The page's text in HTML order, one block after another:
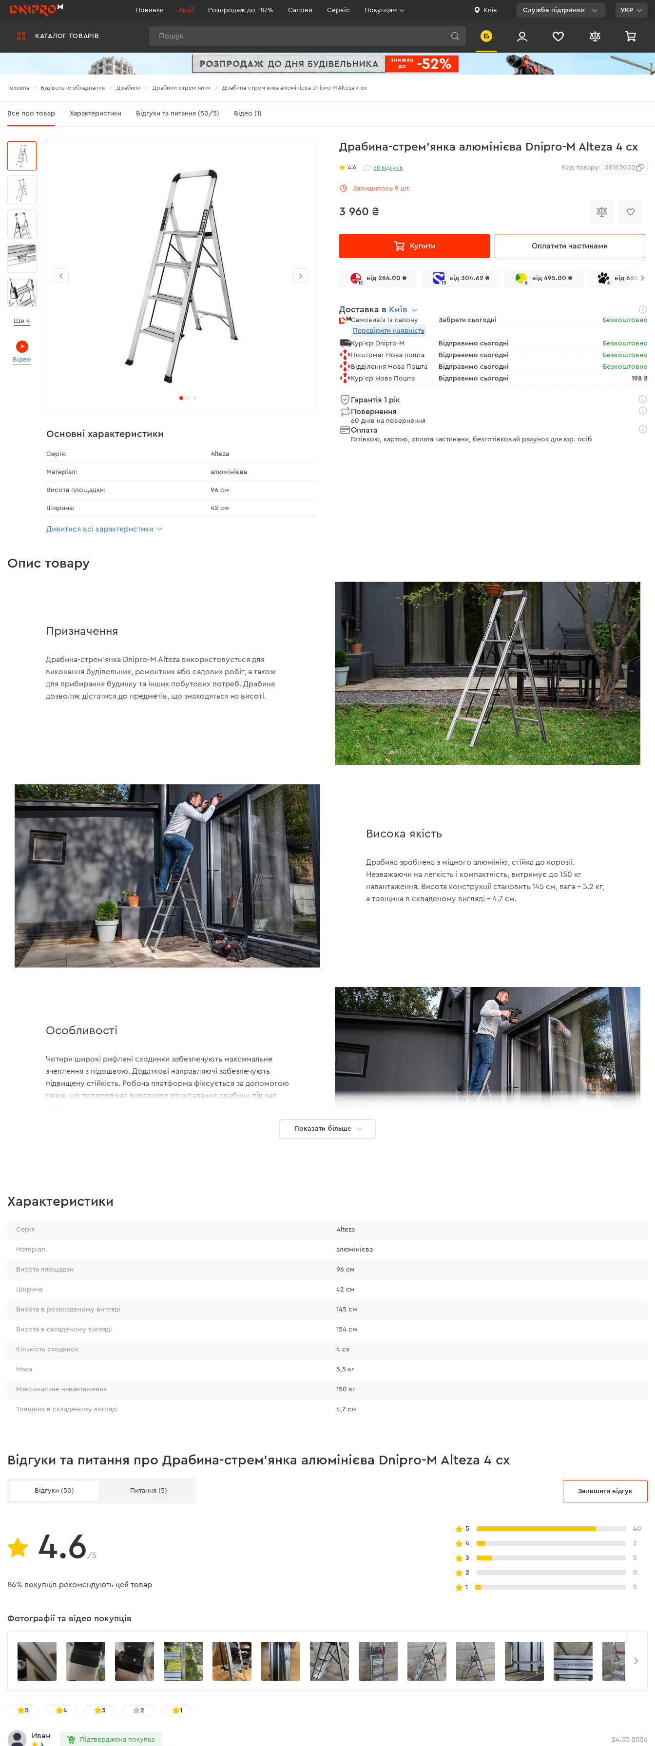
КАТАЛОГ ТОВАРІВ
Новинки Акції Розпродаж до -87% Салони Сервіс Покупцям Київ Служба підтримки
Viber
0 800 200 500
Безкоштовно по
УКР
Головна Будівельне обладнання Драбини Драбини-стрем'янки Драбина-стрем'янка алюмінієва Dnipro-M Alteza 4 сх
Все про товар Характеристики Відгуки та питання (50/5) Відео (1)
Драбина-стрем'янка алюмінієва Dnipro-M Alteza 4 сх
4.6 50 відгуків Код товару: 08163002
Залишилось 9 шт.
3 960 ₴
Купити Оплатити частинами
15
від 264.00 ₴
13
від 304.62 ₴
8
від 495.00 ₴
6
від 660.00 ₴
Доставка в Київ
Самовивіз із салону Забрати сьогодні
Безкоштовно
Перевірити наявність
Кур'єр Dnipro-M
Відправимо сьогодні
Безкоштовно
Поштомат Нова пошта
Відправимо сьогодні
Безкоштовно
Відділення Нова Пошта
Відправимо сьогодні
Безкоштовно
Кур'єр Нова Пошта
Відправимо сьогодні 198 ₴
Гарантія 1 рік
Повернення
60 днів на повернення
Оплата
Готівкою, картою, оплата частинами, безготівковий рахунок для юр. осіб
Ще 4
Відео
Основні характеристики
Серія: Alteza
Матеріал: алюмінієва
Висота площадки: 96 см
Ширина: 42 см
Дивитися всі характеристики
Опис товару
Призначення
Драбина-стрем’янка Dnipro-M Alteza використовується для
виконання будівельних, ремонтних або садових робіт, а також
для прибирання будинку та інших побутових потреб. Драбина
дозволяє дістатися до предметів, що знаходяться на висоті.
Висока якість
Драбина зроблена з міцного алюмінію, стійка до корозії.
Незважаючи на легкість і компактність, витримує до 150 кг
навантаження. Висота конструкції становить 145 см, вага – 5.2 кг,
а товщина в складеному вигляді – 4.7 см.
Особливості
Чотири широкі рифлені сходинки забезпечують максимальне
зчеплення з підошвою. Додаткові направляючі забезпечують
підвищену стійкість. Робоча платформа фіксується за допомогою
гачка, що попереджає випадкове розкладання драбини під час
Зберігання та транспортування
Показати більше
Характеристики
Серія Alteza
Матеріал алюмінієва
Висота площадки 96 см
Ширина 42 см
Висота в розкладеному вигляді 145 см
Висота в складеному вигляді 154 см
Кількість сходинок 4 сх
Маса 5,5 кг
Максимальне навантаження 150 кг
Товщина в складеному вигляді 4,7 см
Відгуки та питання про Драбина-стрем'янка алюмінієва Dnipro-M Alteza 4 сх
Відгуки (50) Питання (5) Залишити відгук
4.6 /5
86% покупців рекомендують цей товар
5 40
4 3
3 5
2 0
1 2
Фотографії та відео покупців
5 4 3 2 1
Иван
4
Підтверджена покупка 24.05.2026